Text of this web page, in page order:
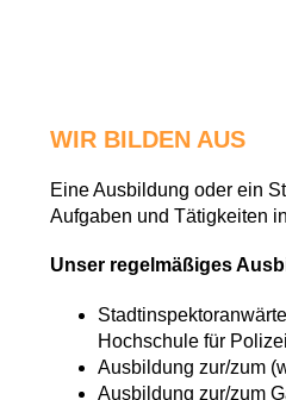
WIR BILDEN AUS
Eine Ausbildung oder ein
Aufgaben und Tätigkeiten
Unser regelmäßiges
Hochschule für
Ausbildung zur/zum
Ausbildung zur/zum